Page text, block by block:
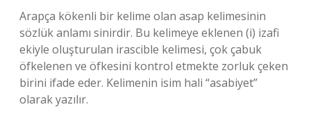
Arapça kökenli bir kelime olan asap kelimesinin
sözlük anlamı sinirdir. Bu kelimeye eklenen (i) izafi
ekiyle oluşturulan irascible kelimesi, çok çabuk
öfkelenen ve öfkesini kontrol etmekte zorluk çeken
birini ifade eder. Kelimenin isim hali “asabiyet”
olarak yazılır.